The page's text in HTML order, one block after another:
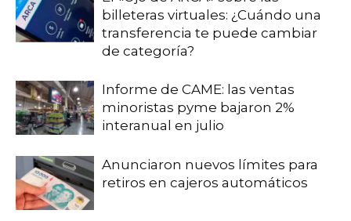
billeteras virtuales: ¿Cuándo una
transferencia te puede cambiar
de categoría?
Informe de CAME: las ventas
minoristas pyme bajaron 2%
interanual en julio
Anunciaron nuevos límites para
retiros en cajeros automáticos